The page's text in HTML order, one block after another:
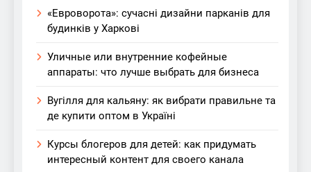
«Евроворота»: сучасні дизайни парканів для
будинків у Харкові
Уличные или внутренние кофейные
аппараты: что лучше выбрать для бизнеса
Вугілля для кальяну: як вибрати правильне та
де купити оптом в Україні
Курсы блогеров для детей: как придумать
интересный контент для своего канала